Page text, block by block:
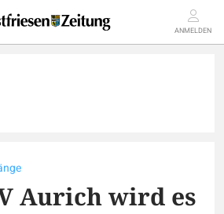
ANMELDEN
Aurich wird es